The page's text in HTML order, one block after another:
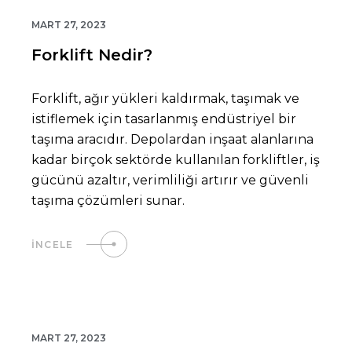
MART 27, 2023
Forklift Nedir?
Forklift, ağır yükleri kaldırmak, taşımak ve
istiflemek için tasarlanmış endüstriyel bir
taşıma aracıdır. Depolardan inşaat alanlarına
kadar birçok sektörde kullanılan forkliftler, iş
gücünü azaltır, verimliliği artırır ve güvenli
taşıma çözümleri sunar.
İNCELE
MART 27, 2023